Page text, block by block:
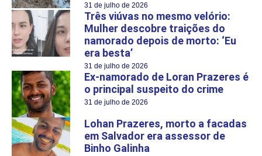
31 de julho de 2026
Três viúvas no mesmo velório:
Mulher descobre traições do
namorado depois de morto: ‘Eu
era besta’
31 de julho de 2026
Ex-namorado de Loran Prazeres é
o principal suspeito do crime
31 de julho de 2026
Lohan Prazeres, morto a facadas
em Salvador era assessor de
Binho Galinha